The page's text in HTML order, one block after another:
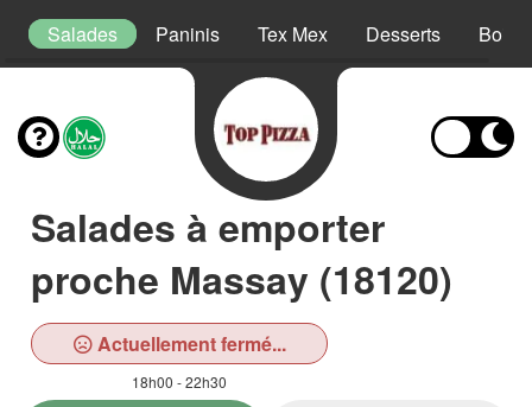
Salades Paninis Tex Mex Desserts
Salades à emporter
proche Massay (18120)
Actuellement fermé...
18h00 - 22h30